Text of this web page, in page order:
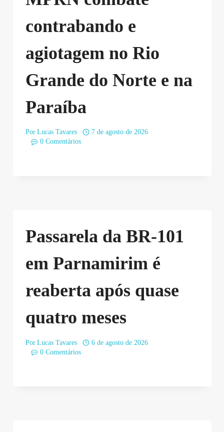
contrabando e
agiotagem no Rio
Grande do Norte e na
Paraíba
Por Lucas Tavares
7 de agosto de 2026
0 Comentários
Passarela da BR-101
em Parnamirim é
reaberta após quase
quatro meses
Por Lucas Tavares
6 de agosto de 2026
0 Comentários